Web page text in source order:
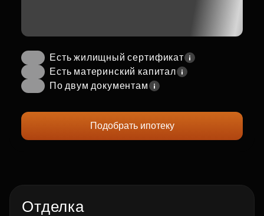
Есть жилищный сертификат
Есть материнский капитал
По двум документам
Подобрать ипотеку
Отделка